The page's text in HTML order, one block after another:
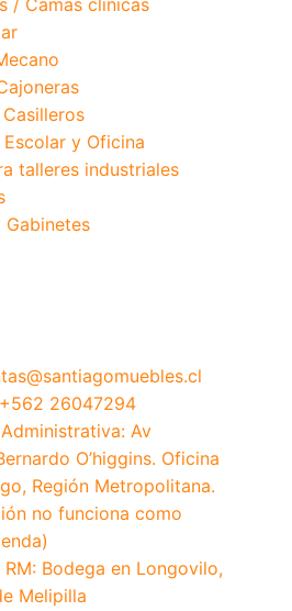
y Oficina
talleres industriales
Gabinetes
26047294
Av
O’higgins. Oficina
Región Metropolitana.
no funciona como
RM: Bodega en Longovilo,
Melipilla